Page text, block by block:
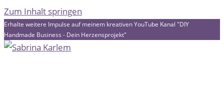
Zum Inhalt springen
Erhalte weitere Impulse auf meinem kreativen YouTube Kanal "DIY
Handmade Business - Dein Herzensprojekt"